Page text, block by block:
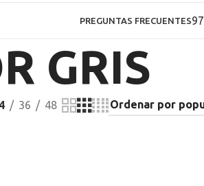
PREGUNTAS FRECUENTES
GRIS
36 48